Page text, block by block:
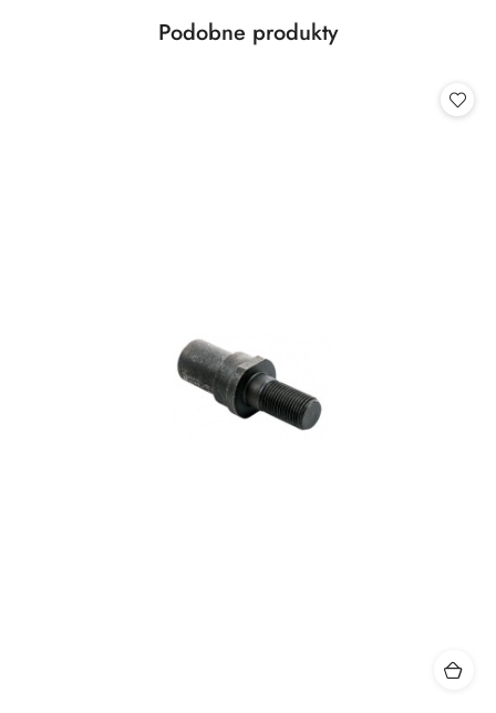
Pomiń karuzelę produktów
Produkty
Podobne produkty